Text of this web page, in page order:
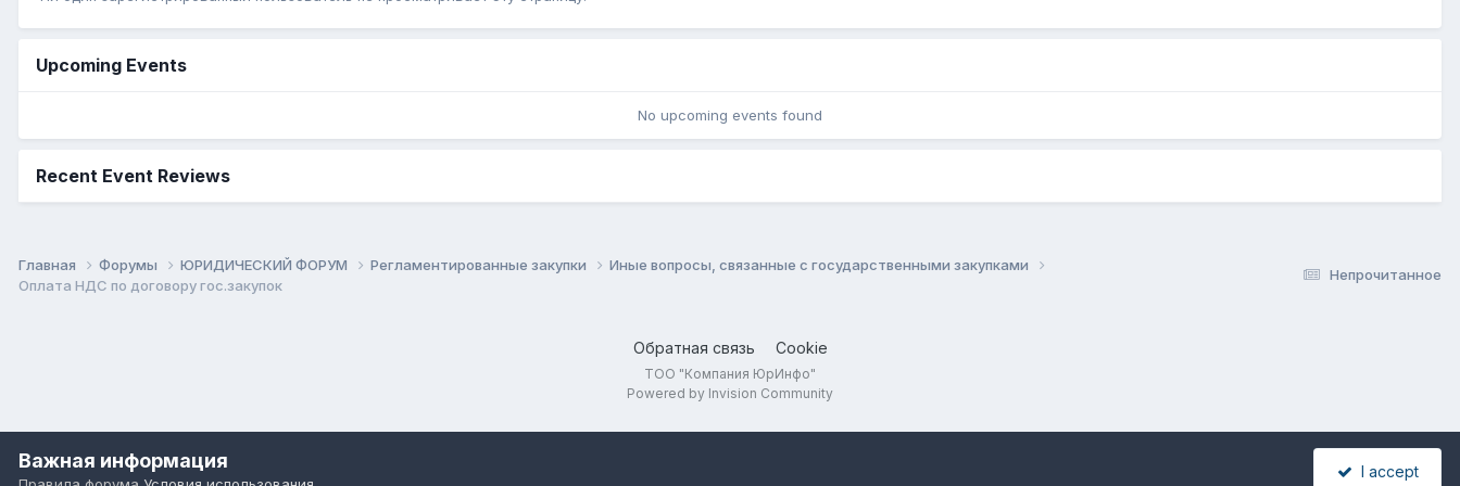
Upcoming Events
No upcoming events found
Recent Event Reviews
Непрочитанное
Главная Форумы ЮРИДИЧЕСКИЙ ФОРУМ Регламентированные закупки
Иные вопросы, связанные с государственными закупками
Оплата НДС по договору гос.закупок
Обратная связь Cookie
ТОО "Компания ЮрИнфо"
Powered by Invision Community
Важная информация I accept